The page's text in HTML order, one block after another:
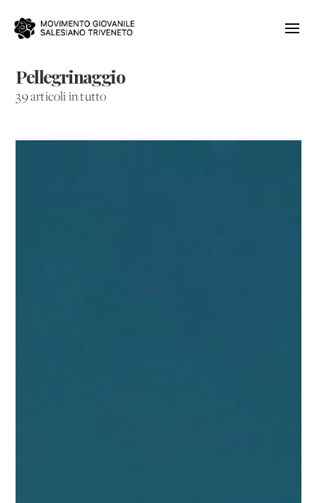
Pellegrinaggio
39 articoli in tutto